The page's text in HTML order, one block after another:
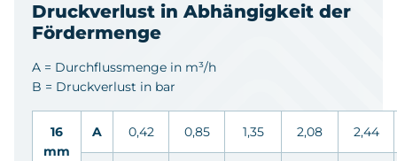
Druckverlust in Abhängigkeit der
Fördermenge
A = Durchflussmenge in m³/h
B = Druckverlust in bar
16
mm
A 0,42 0,85 1,35 2,08 2,44